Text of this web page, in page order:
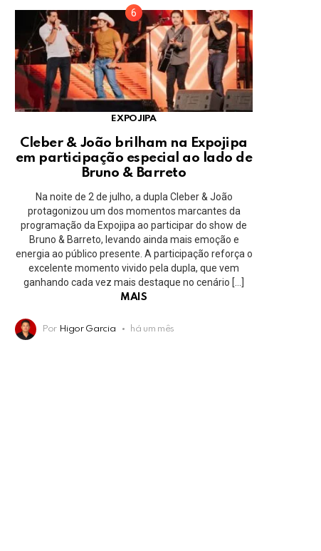
EXPOJIPA
Cleber & João brilham na Expojipa
em participação especial ao lado de
Bruno & Barreto
Na noite de 2 de julho, a dupla Cleber & João
protagonizou um dos momentos marcantes da
programação da Expojipa ao participar do show de
Bruno & Barreto, levando ainda mais emoção e
energia ao público presente. A participação reforça o
excelente momento vivido pela dupla, que vem
ganhando cada vez mais destaque no cenário […]
MAIS
Por Higor Garcia há um mês